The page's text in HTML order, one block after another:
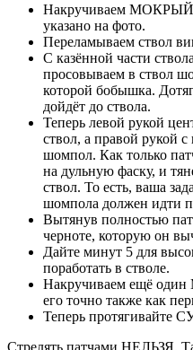
Накручиваем МОКРЫЙ
указано на фото.
Переламываем ствол
С казённой части
просовываем в ствол
которой бобышка.
дойдёт до ствола.
Теперь левой рукой
ствол, а правой рукой с
шомпол. Как только
на дульную фаску, и
ствол. То есть, ваша
шомпола должен идти
Вытянув полностью
черноте, которую он
Дайте минут 5 для
поработать в стволе.
Накручиваем ещё
его точно также как
Теперь протягивайте
Стрелять патчами НЕЛЬЗЯ.